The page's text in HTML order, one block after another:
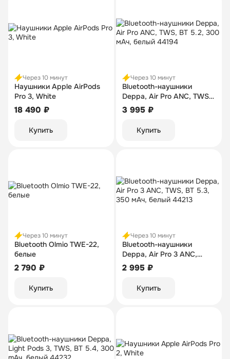
Через 10 минут
Наушники Apple AirPods
Pro 3, White
18 490 ₽
Купить
Через 10 минут
Bluetooth-наушники
Deppa, Air Pro ANC, TWS,
BT 5.2, 300 мАч, белый
44194
3 995 ₽
Купить
Через 10 минут
Bluetooth Olmio TWE-22,
белые
2 790 ₽
Купить
Через 10 минут
Bluetooth-наушники
Deppa, Air Pro 3 ANC,
TWS, BT 5.3, 350 мАч,
белый 44213
2 995 ₽
Купить